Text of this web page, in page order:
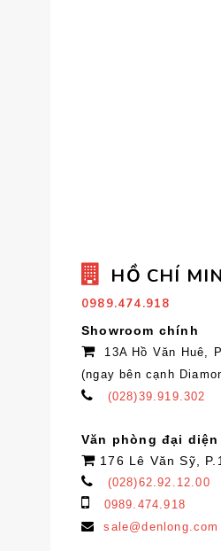
HỒ CHÍ
0989.474.918
Showroom chính
13A Hồ Văn Huê,
(ngay bên cạnh
(028)39.919.302
Văn phòng đại diện
176 Lê Văn Sỹ,
(028)62.92.12.00
0989.474.918
sale@denlong.com